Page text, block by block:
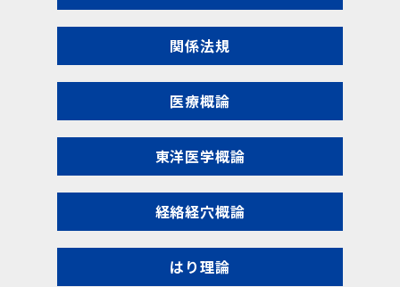
関係法規
医療概論
東洋医学概論
経絡経穴概論
はり理論